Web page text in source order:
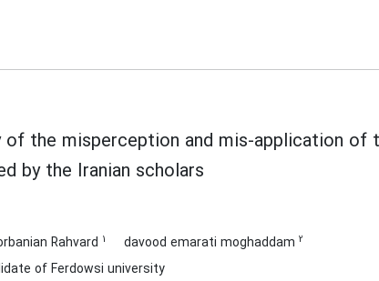
of the misperception and mis-application
by the Iranian scholars
Rahvard 1 davood emarati moghaddam 2
of Ferdowsi university